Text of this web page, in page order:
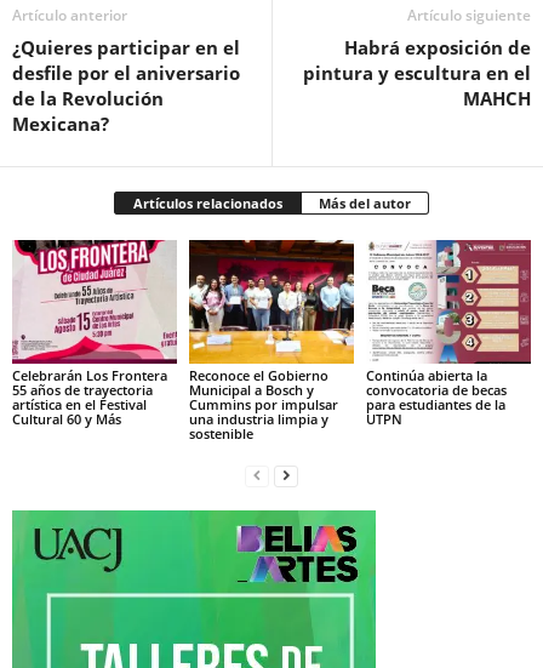
Artículo anterior
¿Quieres participar en el
desfile por el aniversario
de la Revolución
Mexicana?
Artículo siguiente
Habrá exposición de
pintura y escultura en el
MAHCH
Artículos relacionados Más del autor
Celebrarán Los Frontera
55 años de trayectoria
artística en el Festival
Cultural 60 y Más
Reconoce el Gobierno
Municipal a Bosch y
Cummins por impulsar
una industria limpia y
sostenible
Continúa abierta la
convocatoria de becas
para estudiantes de la
UTPN